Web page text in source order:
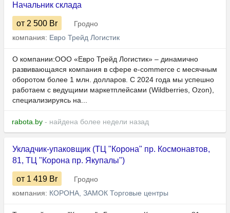
Начальник склада
от 2 500 Br
Гродно
компания: Евро Трейд Логистик
О компании:ООО «Евро Трейд Логистик» – динамично
развивающаяся компания в сфере e-commerce с месячным
оборотом более 1 млн. долларов. С 2024 года мы успешно
работаем с ведущими маркетплейсами (Wildberries, Ozon),
специализируясь на...
rabota.by - найдена более недели назад
Укладчик-упаковщик (ТЦ "Корона" пр. Космонавтов,
81, ТЦ "Корона пр. Якупалы")
от 1 419 Br
Гродно
компания: КОРОНА, ЗАМОК Торговые центры